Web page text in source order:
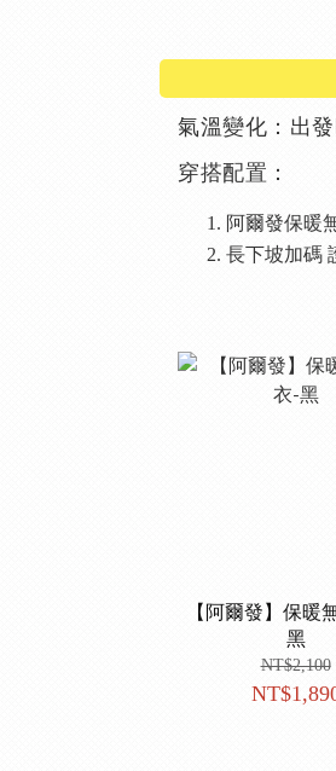
氣溫變化：出發
穿搭配置：
阿爾發保暖
長下坡加碼
【阿爾發】保暖
黑
NT$2,100